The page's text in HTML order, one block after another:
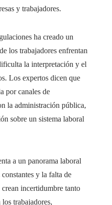
y trabajadores.
ha creado un
los trabajadores enfrentan
la interpretación y el
Los expertos dicen que
por canales de
la administración pública,
sobre un sistema laboral
a un panorama laboral
y la falta de
incertidumbre tanto
los trabajadores,